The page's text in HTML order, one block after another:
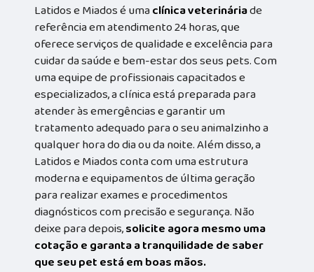
Latidos e Miados é umaclínica veterináriade
referência em atendimento 24 horas, que
oferece serviços de qualidade e excelência para
cuidar da saúde e bem-estar dos seus pets. Com
uma equipe de profissionais capacitados e
especializados, a clínica está preparada para
atender às emergências e garantir um
tratamento adequado para o seu animalzinho a
qualquer hora do dia ou da noite. Além disso, a
Latidos e Miados conta com uma estrutura
moderna e equipamentos de última geração
para realizar exames e procedimentos
diagnósticos com precisão e segurança. Não
deixe para depois,solicite agora mesmo uma
cotação e garanta a tranquilidade de saber
que seu pet está em boas mãos.